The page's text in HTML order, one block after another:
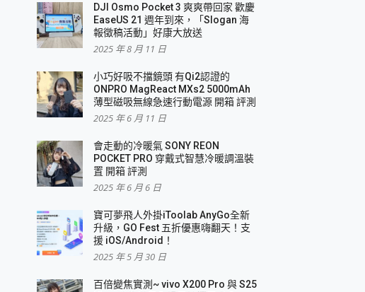
DJI Osmo Pocket 3 爽爽帶回家 歡慶
EaseUS 21 週年到來，「Slogan 海
報徵稿活動」好康大放送
2025 年 8 月 11 日
小巧好吸不擋鏡頭 有Qi2認證的
ONPRO MagReact MXs2 5000mAh
薄型磁吸無線急速行動電源 開箱 評測
2025 年 6 月 11 日
會走動的冷暖氣 SONY REON
POCKET PRO 穿戴式智慧冷暖調溫裝
置 開箱 評測
2025 年 6 月 6 日
寶可夢飛人外掛iToolab AnyGo全新
升級，GO Fest 五折優惠嗨翻天！支
援 iOS/Android！
2025 年 5 月 30 日
百倍變焦實測~ vivo X200 Pro 與 S25